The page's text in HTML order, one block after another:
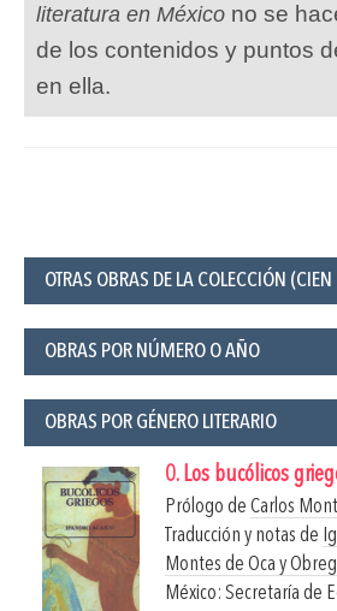
literatura en México no se
de los contenidos y puntos
en ella.
OTRAS OBRAS DE LA COLECCIÓN
OBRAS POR NÚMERO O AÑO
OBRAS POR GÉNERO LITERARIO
0. Los bucólicos
Prólogo de Carlos
Traducción y notas de
Montes de Oca y
México: Secretaría de